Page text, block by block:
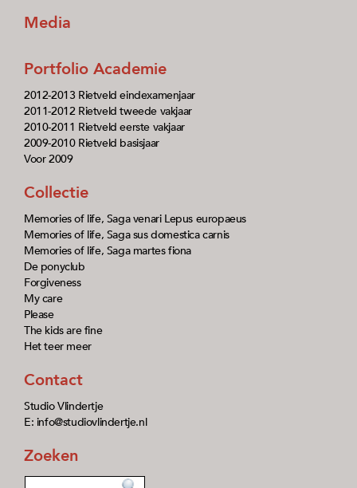
Media
Portfolio Academie
2012-2013 Rietveld eindexamenjaar
2011-2012 Rietveld tweede vakjaar
2010-2011 Rietveld eerste vakjaar
2009-2010 Rietveld basisjaar
Voor 2009
Collectie
Memories of life, Saga venari Lepus europaeus
Memories of life, Saga sus domestica carnis
Memories of life, Saga martes fiona
De ponyclub
Forgiveness
My care
Please
The kids are fine
Het teer meer
Contact
Studio Vlindertje
E: info@studiovlindertje.nl
Zoeken